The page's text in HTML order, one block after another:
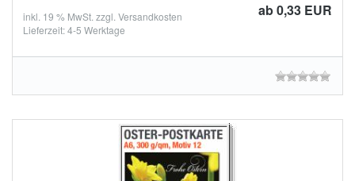
ab 0,33 EUR
inkl. 19 % MwSt. zzgl. Versandkosten
Lieferzeit: 4-5 Werktage